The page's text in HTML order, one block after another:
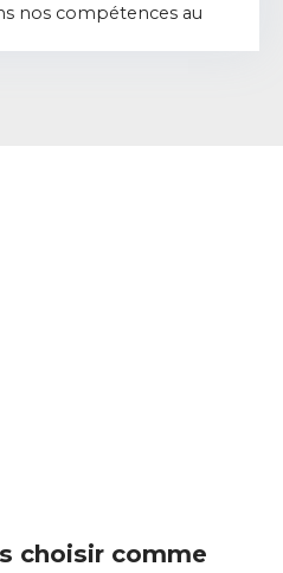
nos compétences au
choisir comme